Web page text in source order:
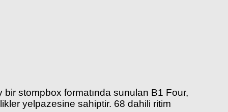
bir stompbox formatında sunulan B1 Four,
yelpazesine sahiptir. 68 dahili ritim